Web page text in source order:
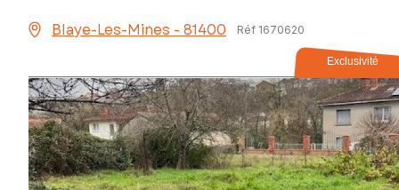
Blaye-Les-Mines - 81400 Réf 1670620
Exclusivité